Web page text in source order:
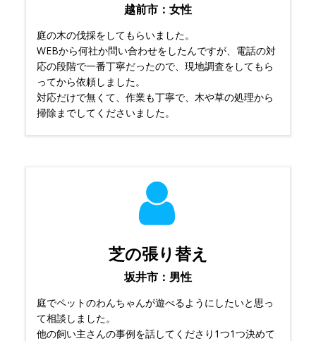
越前市：女性
庭の木の伐採をしてもらいました。
WEBから何社か問い合わせをしたんですが、電話の対
応の段階で一番丁寧だったので、現地調査をしてもら
ってから依頼しました。
対応だけで無くて、作業も丁寧で、木や草の処理から
掃除までしてくださいました。
芝の張り替え
坂井市：男性
庭でペットのわんちゃんが遊べるようにしたいと思っ
て相談しました。
他の飼い主さんの事例を話してくださり1つ1つ決めて